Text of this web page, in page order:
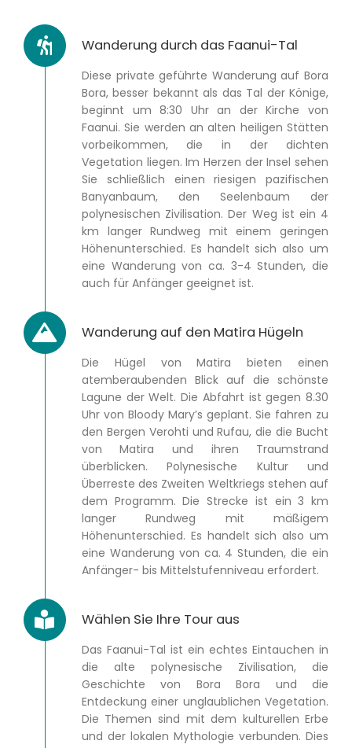
Wanderung durch das Faanui-Tal
Diese private geführte Wanderung auf Bora
Bora, besser bekannt als das Tal der Könige,
beginnt um 8:30 Uhr an der Kirche von
Faanui. Sie werden an alten heiligen Stätten
vorbeikommen, die in der dichten
Vegetation liegen. Im Herzen der Insel sehen
Sie schließlich einen riesigen pazifischen
Banyanbaum, den Seelenbaum der
polynesischen Zivilisation. Der Weg ist ein 4
km langer Rundweg mit einem geringen
Höhenunterschied. Es handelt sich also um
eine Wanderung von ca. 3-4 Stunden, die
auch für Anfänger geeignet ist.
Wanderung auf den Matira Hügeln
Die Hügel von Matira bieten einen
atemberaubenden Blick auf die schönste
Lagune der Welt. Die Abfahrt ist gegen 8.30
Uhr von Bloody Mary’s geplant. Sie fahren zu
den Bergen Verohti und Rufau, die die Bucht
von Matira und ihren Traumstrand
überblicken. Polynesische Kultur und
Überreste des Zweiten Weltkriegs stehen auf
dem Programm. Die Strecke ist ein 3 km
langer Rundweg mit mäßigem
Höhenunterschied. Es handelt sich also um
eine Wanderung von ca. 4 Stunden, die ein
Anfänger- bis Mittelstufenniveau erfordert.
Wählen Sie Ihre Tour aus
Das Faanui-Tal ist ein echtes Eintauchen in
die alte polynesische Zivilisation, die
Geschichte von Bora Bora und die
Entdeckung einer unglaublichen Vegetation.
Die Themen sind mit dem kulturellen Erbe
und der lokalen Mythologie verbunden. Dies